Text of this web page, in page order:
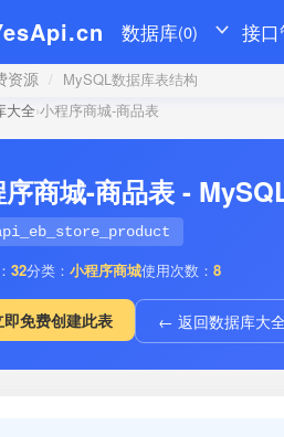
数据库(0) 接
资源 / MySQL数据库表结构
大全›小程序商城-商品表
商城-商品表 -
32分类： 小程序商城使用次数： 8
即免费创建此表 ← 返回数据库大全